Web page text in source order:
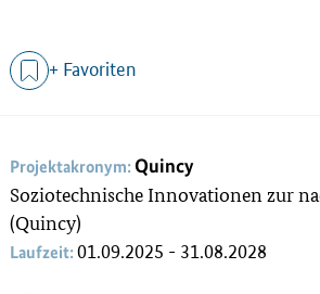
+ Favoriten
Projektakronym: Quincy
Soziotechnische Innovationen zur
(Quincy)
Laufzeit:01.09.2025 - 31.08.2028